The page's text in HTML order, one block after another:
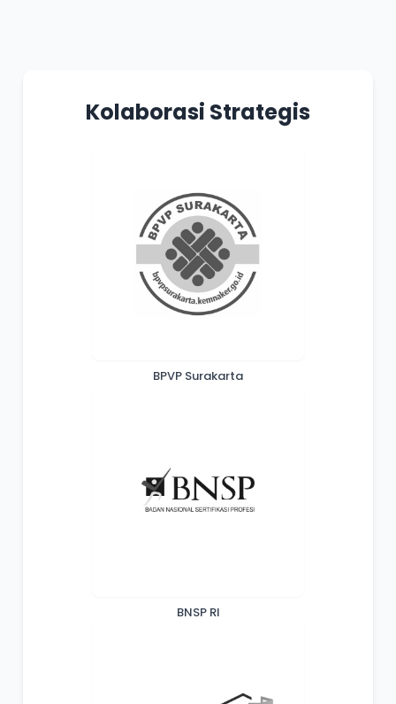
Kolaborasi Strategis
BPVP Surakarta
BNSP RI